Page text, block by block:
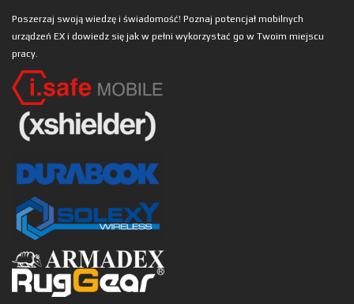
Poszerzaj swoją wiedzę i świadomość! Poznaj potencjał mobilnych
urządzeń EX i dowiedz się jak w pełni wykorzystać go w Twoim miejscu
pracy.